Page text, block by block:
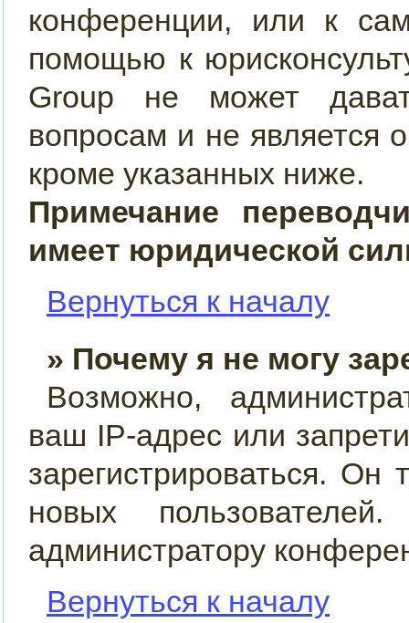
конференции, или к
помощью к
Group не может
вопросам и не является
кроме указанных ниже.
Примечание
имеет юридической
Вернуться к началу
» Почему я не могу
Возможно,
ваш IP-адрес или
зарегистрироваться. Он
новых
администратору
Вернуться к началу